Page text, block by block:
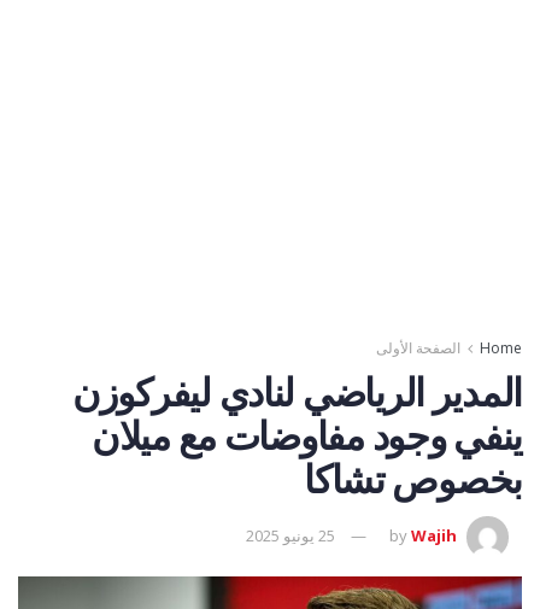
Home الصفحة الأولى
المدير الرياضي لنادي ليفركوزن
ينفي وجود مفاوضات مع ميلان
بخصوص تشاكا
byWajih 25 يونيو 2025